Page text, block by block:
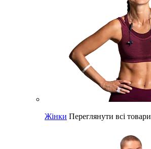
Жінки Переглянути всі товари